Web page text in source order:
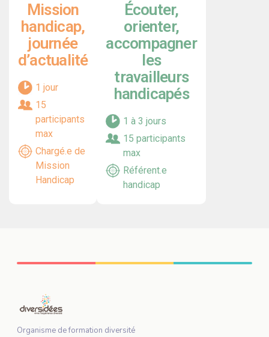
Mission
handicap,
journée
d’actualité
1 jour
15
participants
max
Chargé.e de
Mission
Handicap
Écouter,
orienter,
accompagner
les
travailleurs
handicapés
1 à 3 jours
15 participants
max
Référent.e
handicap
Organisme de formation diversité